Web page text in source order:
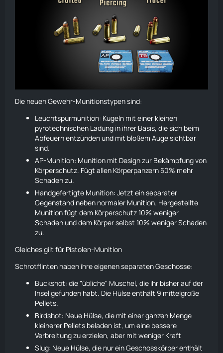
Die neuen Gewehr-Munitionstypen sind:
Leuchtspurmunition: Kugeln mit einer kleinen
pyrotechnischen Ladung in ihrer Basis, die sich beim
Abfeuern entzünden und mit bloßem Auge sichtbar
sind.
AP-Munition: Munition mit Design zur Bekämpfung von
Körperschutz. Fügt allen Körperpanzern 50% mehr
Schaden zu.
Handgefertigte Munition: Jetzt ein separater
Gegenstand neben normaler Munition. Hergestellte
Munition fügt dem Körperschutz 10% weniger
Schaden und dem Körper selbst 10% weniger Schaden
zu.
Gleiches gilt für Pistolen-Munition
Schrotflinten haben ihre eigenen separaten Geschosse:
Buckshot: die "übliche" Muschel, die ihr bisher auf der
Insel gefunden habt. Die Hülse enthält 9 mittelgroße
Pellets.
Birdshot: Neue Hülse, die mit einer ganzen Menge
kleinerer Pellets beladen ist, um eine bessere
Verbreitung zu erzielen, aber mit weniger Kraft
Slug: Neue Hülse, die nur ein Geschosskörper enthält